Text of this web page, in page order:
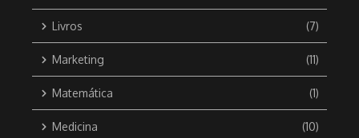
Livros (7)
Marketing (11)
Matemática (1)
Medicina (10)